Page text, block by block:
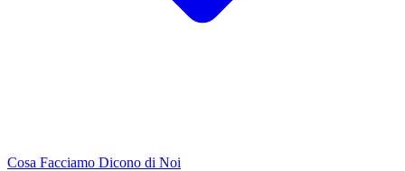
Cosa Facciamo Dicono di Noi